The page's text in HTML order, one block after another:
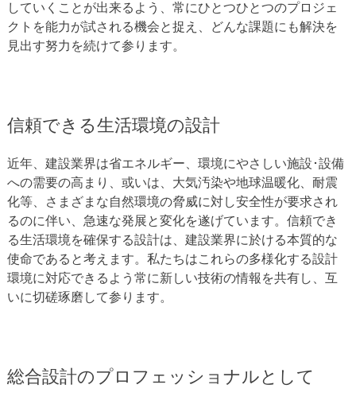
していくことが出来るよう、常にひとつひとつのプロジェ
クトを能力が試される機会と捉え、どんな課題にも解決を
見出す努力を続けて参ります。
信頼できる生活環境の設計
近年、建設業界は省エネルギー、環境にやさしい施設･設備
への需要の高まり、或いは、大気汚染や地球温暖化、耐震
化等、さまざまな自然環境の脅威に対し安全性が要求され
るのに伴い、急速な発展と変化を遂げています。信頼でき
る生活環境を確保する設計は、建設業界に於ける本質的な
使命であると考えます。私たちはこれらの多様化する設計
環境に対応できるよう常に新しい技術の情報を共有し、互
いに切磋琢磨して参ります。
総合設計のプロフェッショナルとして